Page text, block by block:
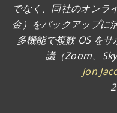
でなく、同社のオンラ
金）をバックアップに
多機能で複数 OS を
議（Zoom、
Jon